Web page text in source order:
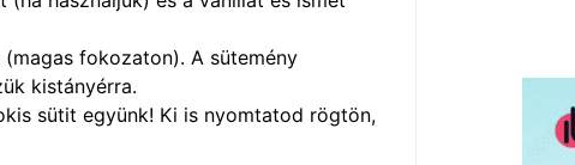
fokozaton). A sütemény
kistányérra.
sütit együnk! Ki is nyomtatod rögtön,